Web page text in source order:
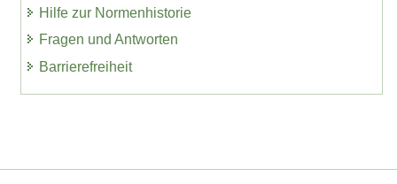
Hilfe zur Normenhistorie
Fragen und Antworten
Barrierefreiheit